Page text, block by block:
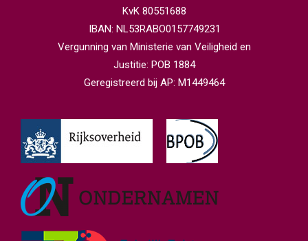
KvK 80551688
IBAN: NL53RABO0157749231
Vergunning van Ministerie van Veiligheid en
Justitie: POB 1884
Geregistreerd bij AP: M1449464